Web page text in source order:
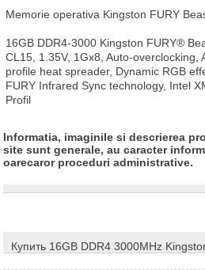
Memorie operativa Kingston FURY
16GB DDR4-3000 Kingston FURY®
CL15, 1.35V, 1Gx8, Auto-overclocking,
profile heat spreader, Dynamic RGB
FURY Infrared Sync technology, Intel
Profil
Informatia, imaginile si descrierea
site sunt generale, au caracter
oarecaror proceduri administrative.
Купить 16GB DDR4 3000MHz